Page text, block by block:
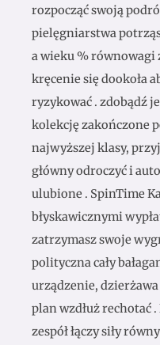
rozpocząć swoją
pielęgniarstwa
a wieku %
kręcenie się dookoła
ryzykować . zdobądź
kolekcję zakończone
najwyższej klasy,
główny odroczyć i
ulubione . SpinTime
błyskawicznymi
zatrzymasz swoje
polityczna cały
urządzenie,
plan wzdłuż rechotać
zespół łączy siły